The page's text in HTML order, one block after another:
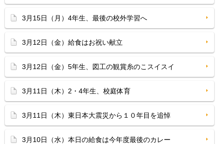
3月15日（月）4年生、最後の校外学習へ
3月12日（金）給食はお祝い献立
3月12日（金）5年生、図工の観賞糸のこスイスイ
3月11日（木）2・4年生、校庭体育
3月11日（木）東日本大震災から１０年目を追悼
3月10日（水）本日の給食は今年度最後のカレー